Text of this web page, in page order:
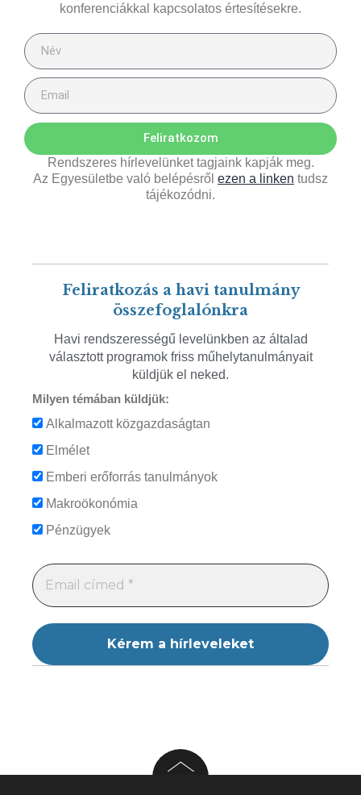
konferenciákkal kapcsolatos értesítésekre.
Feliratkozom
Rendszeres hírlevelünket tagjaink kapják meg.
Az Egyesületbe való belépésről ezen a linken tudsz
tájékozódni.
Feliratkozás a havi tanulmány
összefoglalónkra
Havi rendszerességű levelünkben az általad
választott programok friss műhelytanulmányait
küldjük el neked.
Milyen témában küldjük:
Alkalmazott közgazdaságtan
Elmélet
Emberi erőforrás tanulmányok
Makroökonómia
Pénzügyek